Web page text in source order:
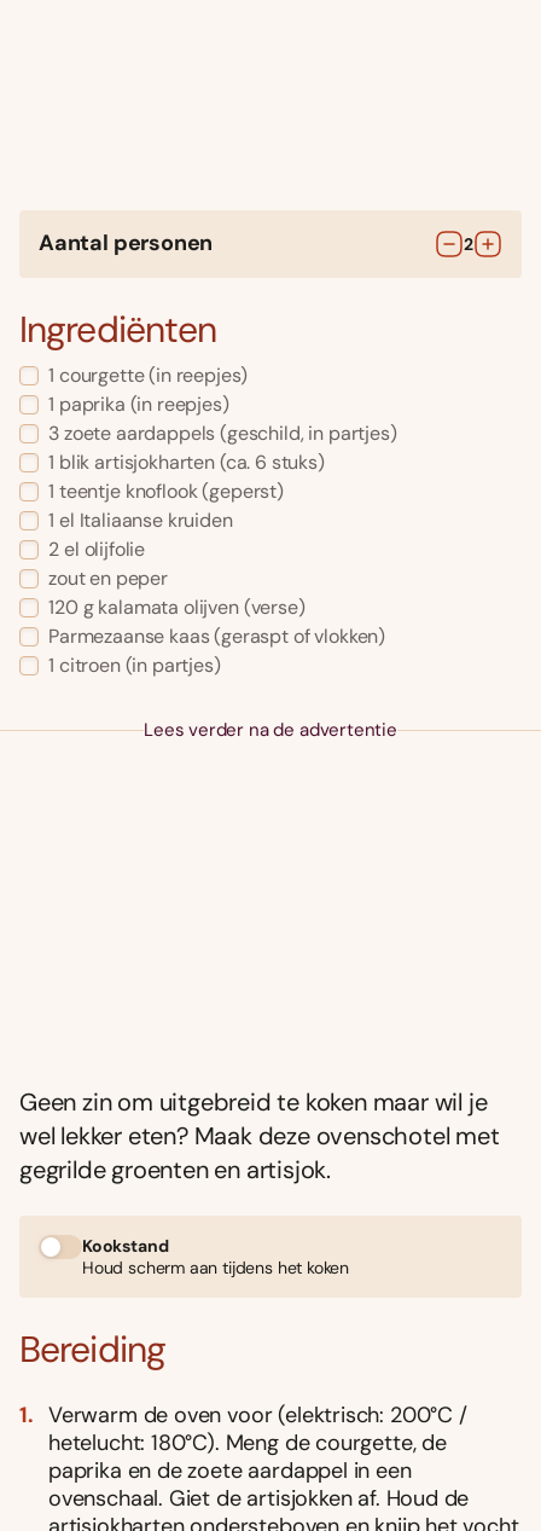
Aantal personen 2
Ingrediënten
1 courgette(in reepjes)
1 paprika (in reepjes)
3zoete aardappels(geschild, in partjes)
1 blik artisjokharten(ca. 6 stuks)
1 teentje knoflook(geperst)
1 el Italiaanse kruiden
2el olijfolie
zout en peper
120 g kalamata olijven(verse)
Parmezaanse kaas(geraspt of vlokken)
1 citroen(in partjes)
Lees verder na de advertentie
Geen zin om uitgebreid te koken maar wil je
wel lekker eten? Maak deze ovenschotel met
gegrilde groenten en artisjok.
Kookstand
Houd scherm aan tijdens het koken
Bereiding
Verwarm de oven voor (elektrisch: 200°C /
hetelucht: 180°C). Meng de courgette, de
paprika en de zoete aardappel in een
ovenschaal. Giet de artisjokken af. Houd de